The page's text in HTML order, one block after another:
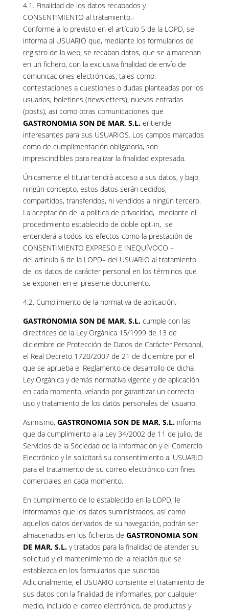
4.1. Finalidad de los datos recabados y
CONSENTIMIENTO al tratamiento.-
Conforme a lo previsto en el artículo 5 de la LOPD, se
informa al USUARIO que, mediante los formularios de
registro de la web, se recaban datos, que se almacenan
en un fichero, con la exclusiva finalidad de envío de
comunicaciones electrónicas, tales como:
contestaciones a cuestiones o dudas planteadas por los
usuarios, boletines (newsletters), nuevas entradas
(posts), así como otras comunicaciones que
GASTRONOMIA SON DE MAR, S.L.entiende
interesantes para sus USUARIOS. Los campos marcados
como de cumplimentación obligatoria, son
imprescindibles para realizar la finalidad expresada.
Únicamente el titular tendrá acceso a sus datos, y bajo
ningún concepto, estos datos serán cedidos,
compartidos, transferidos, ni vendidos a ningún tercero.
La aceptación de la política de privacidad, mediante el
procedimiento establecido de doble opt-in, se
entenderá a todos los efectos como la prestación de
CONSENTIMIENTO EXPRESO E INEQUÍVOCO –
del artículo 6 de la LOPD– del USUARIO al tratamiento
de los datos de carácter personal en los términos que
se exponen en el presente documento.
4.2. Cumplimiento de la normativa de aplicación.-
GASTRONOMIA SON DE MAR, S.L. cumple con las
directrices de la Ley Orgánica 15/1999 de 13 de
diciembre de Protección de Datos de Carácter Personal,
el Real Decreto 1720/2007 de 21 de diciembre por el
que se aprueba el Reglamento de desarrollo de dicha
Ley Orgánica y demás normativa vigente y de aplicación
en cada momento, velando por garantizar un correcto
uso y tratamiento de los datos personales del usuario.
Asimismo, GASTRONOMIA SON DE MAR, S.L.informa
que da cumplimiento a la Ley 34/2002 de 11 de julio, de
Servicios de la Sociedad de la Información y el Comercio
Electrónico y le solicitará su consentimiento al USUARIO
para el tratamiento de su correo electrónico con fines
comerciales en cada momento.
En cumplimiento de lo establecido en la LOPD, le
informamos que los datos suministrados, así como
aquellos datos derivados de su navegación, podrán ser
almacenados en los ficheros de GASTRONOMIA SON
DE MAR, S.L.y tratados para la finalidad de atender su
solicitud y el mantenimiento de la relación que se
establezca en los formularios que suscriba.
Adicionalmente, el USUARIO consiente el tratamiento de
sus datos con la finalidad de informarles, por cualquier
medio, incluido el correo electrónico, de productos y